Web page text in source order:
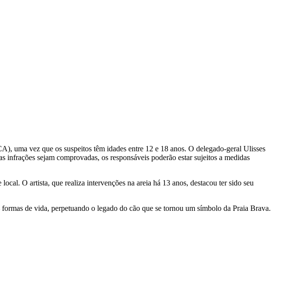
uma vez que os suspeitos têm idades entre 12 e 18 anos. O delegado-geral Ulisses
sejam comprovadas, os responsáveis poderão estar sujeitos a medidas
O artista, que realiza intervenções na areia há 13 anos, destacou ter sido seu
de vida, perpetuando o legado do cão que se tornou um símbolo da Praia Brava.